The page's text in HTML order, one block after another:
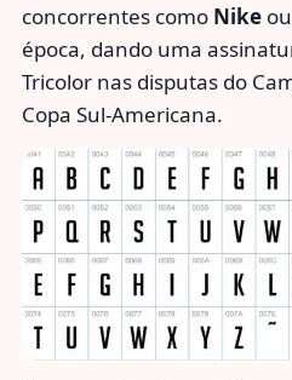
concorrentes como Nike ou
época, dando uma
Tricolor nas disputas do
Copa Sul-Americana.